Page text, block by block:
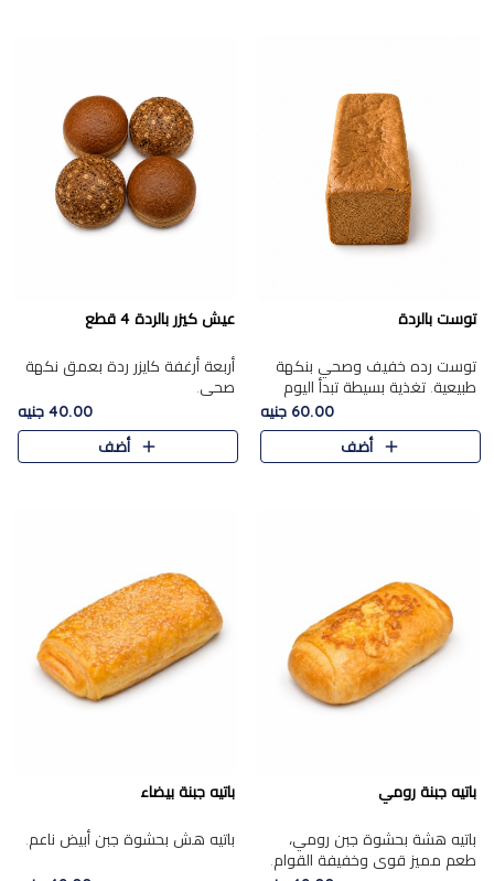
توست بالردة
توست رده خفيف وصحي بنكهة
طبيعية. تغذية بسيطة تبدأ اليوم
60.00 جنيه
أضف
عيش كيزر بالردة 4 قطع
أربعة أرغفة كايزر ردة بعمق نكهة
صحي.
40.00 جنيه
أضف
باتيه جبنة رومي
باتيه هشة بحشوة جبن رومي،
طعم مميز قوي وخفيفة القوام.
باتيه جبنة بيضاء
باتيه هش بحشوة جبن أبيض ناعم.